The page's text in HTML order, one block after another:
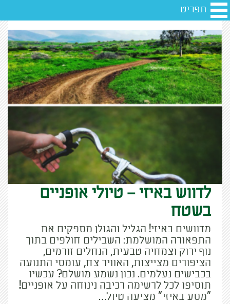
לדווש באיזי – טיולי אופניים
בשטח
מדוושים באיזי! הגליל והגולן מספקים את
התפאורה המושלמת: השבילים חולפים בתוך
נוף ירוק וצמחיה טבעית, הנחלים זורמים,
הציפורים מצייצות, האוויר צח, עומסי התנועה
בכבישים נעלמים. נכון נשמע מושלם? עכשיו
תוסיפו לכל לרשימה רכיבה נינוחה על אופניים!
"מסע באיזי" מציעה טיול…
תפריט